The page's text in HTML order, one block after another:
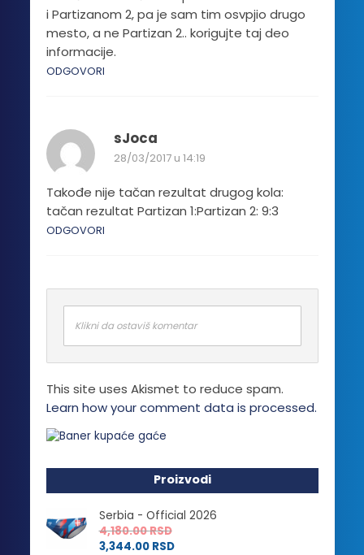
i Partizanom 2, pa je sam tim osvpjio drugo
mesto, a ne Partizan 2.. korigujte taj deo
informacije.
ODGOVORI
sJoca
28/03/2017 u 14:19
Takođe nije tačan rezultat drugog kola:
tačan rezultat Partizan 1:Partizan 2: 9:3
ODGOVORI
Klikni da ostaviš komentar
This site uses Akismet to reduce spam.
Learn how your comment data is processed.
Proizvodi
Serbia - Official 2026
4,180.00RSD
3,344.00 RSD